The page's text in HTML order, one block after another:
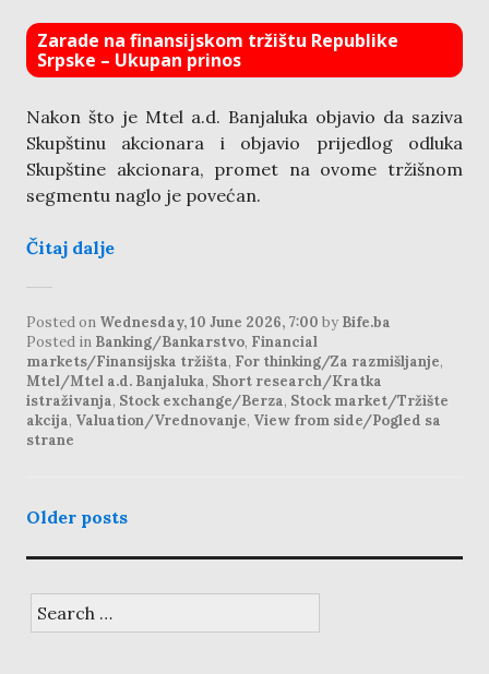
Zarade na finansijskom tržištu Republike
Srpske – Ukupan prinos
Nakon što je Mtel a.d. Banjaluka objavio da saziva
Skupštinu akcionara i objavio prijedlog odluka
Skupštine akcionara, promet na ovome tržišnom
segmentu naglo je povećan.
Čitaj dalje
Posted on Wednesday, 10 June 2026, 7:00 by Bife.ba
Posted in Banking/Bankarstvo, Financial
markets/Finansijska tržišta, For thinking/Za razmišljanje,
Mtel/Mtel a.d. Banjaluka, Short research/Kratka
istraživanja, Stock exchange/Berza, Stock market/Tržište
akcija, Valuation/Vrednovanje, View from side/Pogled sa
strane
o
s
v
g
a
Older posts